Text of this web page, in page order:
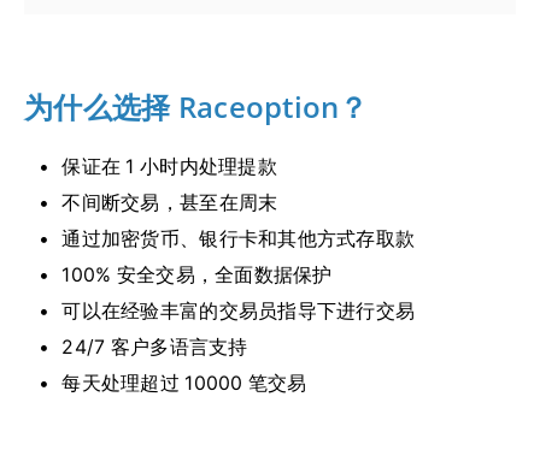
为什么选择 Raceoption？
保证在 1 小时内处理提款
不间断交易，甚至在周末
通过加密货币、银行卡和其他方式存取款
100% 安全交易，全面数据保护
可以在经验丰富的交易员指导下进行交易
24/7 客户多语言支持
每天处理超过 10000 笔交易